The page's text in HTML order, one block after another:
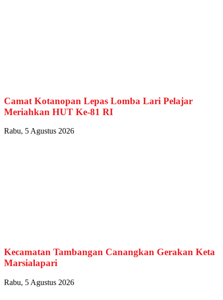
Camat Kotanopan Lepas Lomba Lari Pelajar
Meriahkan HUT Ke-81 RI
Rabu, 5 Agustus 2026
Kecamatan Tambangan Canangkan Gerakan Keta
Marsialapari
Rabu, 5 Agustus 2026